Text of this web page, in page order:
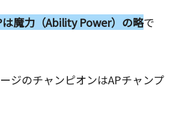
は魔力（Ability Power）の略で
ジのチャンピオンはAPチャンプ